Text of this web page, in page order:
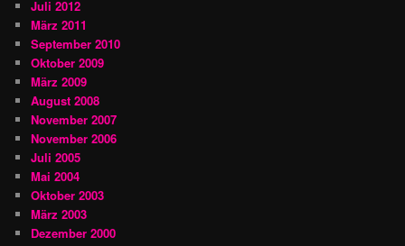
Juli 2012
März 2011
September 2010
Oktober 2009
März 2009
August 2008
November 2007
November 2006
Juli 2005
Mai 2004
Oktober 2003
März 2003
Dezember 2000